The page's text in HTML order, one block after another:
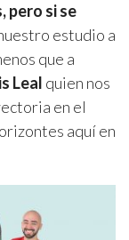
pero si se
estudio a
que a
Leal quien nos
en el
aquí en